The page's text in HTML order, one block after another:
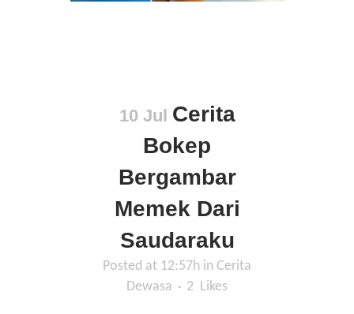
10 Jul Cerita
Bokep
Bergambar
Memek Dari
Saudaraku
Posted at 12:57h in Cerita
Dewasa
2 Likes